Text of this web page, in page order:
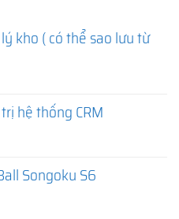
kho ( có thể sao lưu từ
hệ thống CRM
Songoku S6